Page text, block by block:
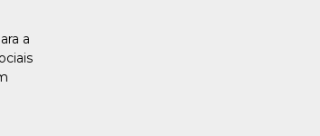
a